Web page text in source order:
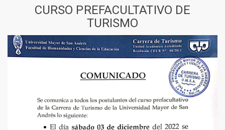
CURSO PREFACULTATIVO DE
TURISMO